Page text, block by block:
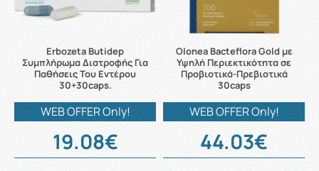
Erbozeta Butidep
Συμπλήρωμα Διατροφής Για
Παθήσεις Του Εντέρου
30+30caps.
WEB OFFER Only!
19.08€
Olonea Bacteflora Gold με
Υψηλή Περιεκτικότητα σε
Προβιοτικά-Πρεβιοτικά
30caps
WEB OFFER Only!
44.03€